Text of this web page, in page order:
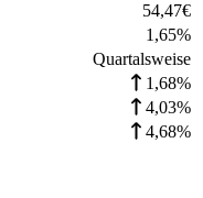
54,47€
1,65%
Quartalsweise
1,68%
4,03%
4,68%